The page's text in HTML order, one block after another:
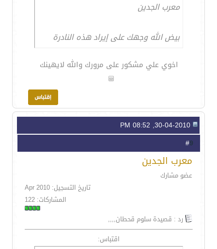
معرب الجدين
بيض الله وجهك على إيراد هذه النادرة
اخوي علي مشكور على مرورك والله لايهينك
9
معرب الجدين
عضو مشارك
تاريخ التسجيل: Apr 2010
المشاركات: 122
رد : قصيدة سلوم قحطان,,,,
اقتباس: